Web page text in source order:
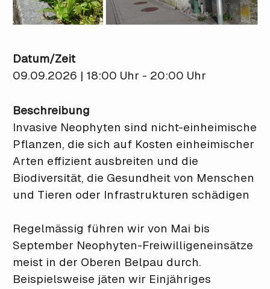
Datum/Zeit
09.09.2026 | 18:00 Uhr - 20:00 Uhr
Beschreibung
Invasive Neophyten sind nicht-einheimische
Pflanzen, die sich auf Kosten einheimischer
Arten effizient ausbreiten und die
Biodiversität, die Gesundheit von Menschen
und Tieren oder Infrastrukturen schädigen
Regelmässig führen wir von Mai bis
September Neophyten-Freiwilligeneinsätze
meist in der Oberen Belpau durch.
Beispielsweise jäten wir Einjähriges